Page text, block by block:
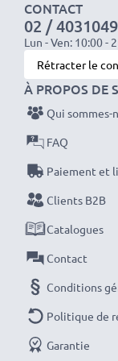
d'origine Sony
Données
Marque:
Capacité :
Tension: 3.6V -
Type de cellule
Couleur: noir
rechange pas
appareil Sony
Commandez
sécurité
CONTACT
02 / 4031049
Lun - Ven: 10:00 -
Rétracter le
À PROPOS DE
Qui sommes-
FAQ
Paiement et
Clients B2B
Catalogues
Contact
Conditions
Politique de
Garantie